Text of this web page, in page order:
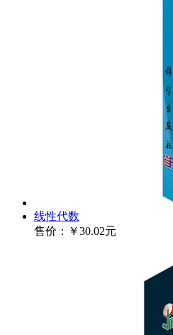
线性代数
售价：
￥30.02元